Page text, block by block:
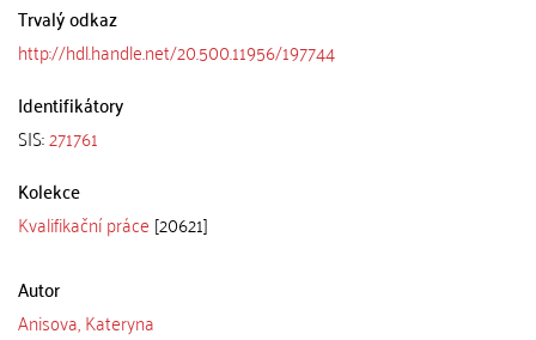
Trvalý odkaz
http://hdl.handle.net/20.500.11956/197744
Identifikátory
SIS:271761
Kolekce
Kvalifikační práce [20621]
Autor
Anisova, Kateryna